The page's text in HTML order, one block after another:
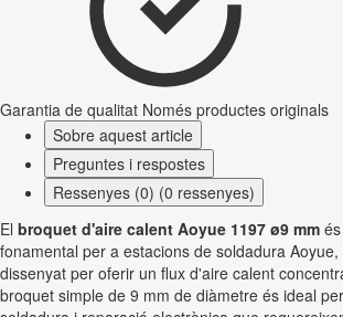
Garantia de qualitat Només productes originals
Sobre aquest article
Preguntes i respostes
Ressenyes (0) (0 ressenyes)
El broquet d'aire calent Aoyue 1197 ø9 mm
fonamental per a estacions de soldadura
dissenyat per oferir un flux d'aire calent
broquet simple de 9 mm de diàmetre és ideal